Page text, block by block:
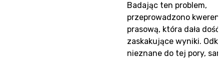
Badając ten problem,
przeprowadzono
prasową, która dała dość
zaskakujące wyniki.
nieznane do tej pory,